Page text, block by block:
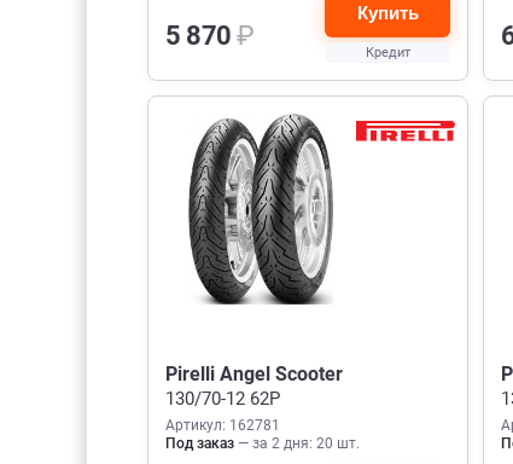
5 870₽
Купить
Кредит
Pirelli Angel Scooter
130/70-12 62P
Артикул: 162781
Под заказ — за 2 дня: 20 шт.